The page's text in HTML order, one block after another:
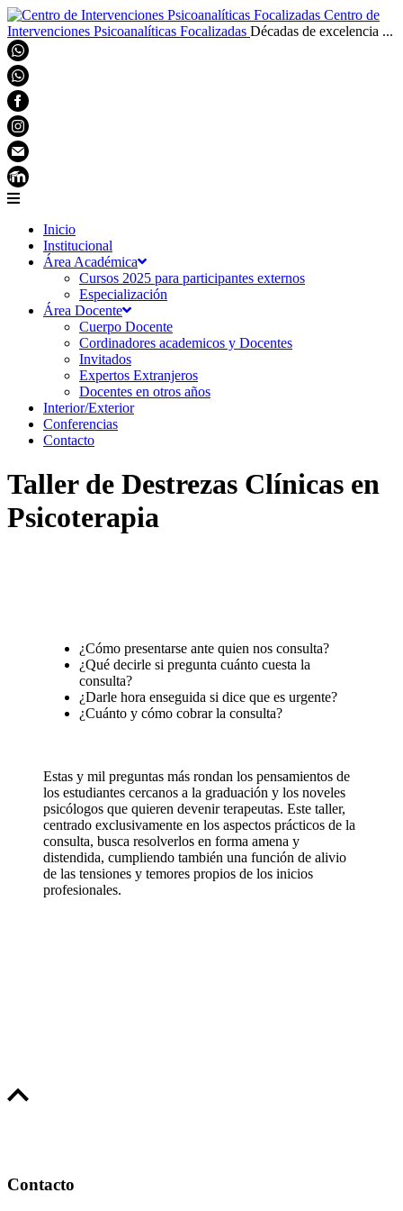
Centro de
Intervenciones Psicoanalíticas Focalizadas Décadas de excelencia ...
Inicio
Institucional
Área Académica
Cursos 2025 para participantes externos
Especialización
Área Docente
Cuerpo Docente
Cordinadores academicos y Docentes
Invitados
Expertos Extranjeros
Docentes en otros años
Interior/Exterior
Conferencias
Contacto
Taller de Destrezas Clínicas en
Psicoterapia
¿Cómo presentarse ante quien nos consulta?
¿Qué decirle si pregunta cuánto cuesta la
consulta?
¿Darle hora enseguida si dice que es urgente?
¿Cuánto y cómo cobrar la consulta?
Estas y mil preguntas más rondan los pensamientos de
los estudiantes cercanos a la graduación y los noveles
psicólogos que quieren devenir terapeutas. Este taller,
centrado exclusivamente en los aspectos prácticos de la
consulta, busca resolverlos en forma amena y
distendida, cumpliendo también una función de alivio
de las tensiones y temores propios de los inicios
profesionales.
Contacto